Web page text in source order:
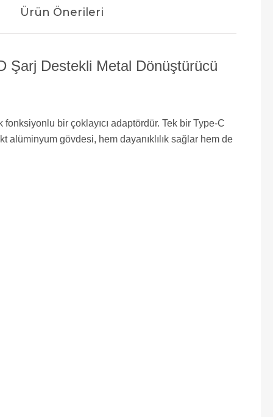
Ürün Önerileri
Şarj Destekli Metal Dönüştürücü
bir çoklayıcı adaptördür. Tek bir Type-C
alüminyum gövdesi, hem dayanıklılık sağlar hem de